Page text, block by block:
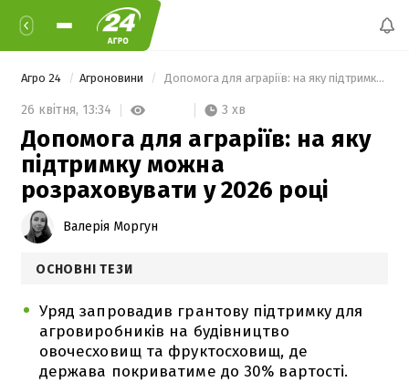
Агро 24 Агроновини Допомога для аграріїв: на яку підтримку можна розраховувати у 2026 році
26 квітня, 13:34 3 хв
Допомога для аграріїв: на яку
підтримку можна
розраховувати у 2026 році
Валерія Моргун
ОСНОВНІ ТЕЗИ
Уряд запровадив грантову підтримку для
агровиробників на будівництво
овочесховищ та фруктосховищ, де
держава покриватиме до 30% вартості.